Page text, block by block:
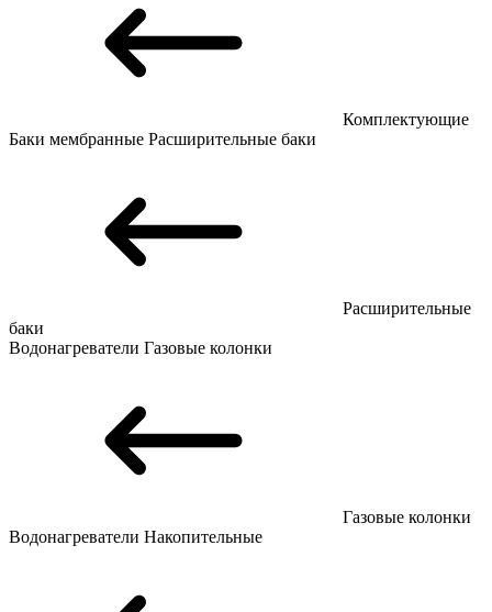
Комплектующие
Баки мембранные Расширительные баки
Расширительные
баки
Водонагреватели Газовые колонки
Газовые колонки
Водонагреватели Накопительные